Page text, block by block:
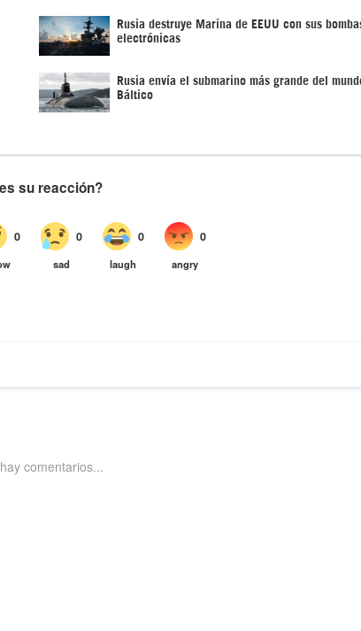
Rusia destruye Marina de EEUU con sus
electrónicas
Rusia envía el submarino más grande del
Báltico